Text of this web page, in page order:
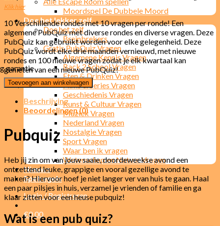
Moordspel De Dubbele Moord
Doe het lekker zelf
Doe het zelf
Breinbrekers
Gratis PubQuiz Vragen
Algemene Kennis Vragen
Back 2 School Vragen
Eten & Drinken Vragen
Films & Series Vragen
Geschiedenis Vragen
Kunst & Cultuur Vragen
Muziek Vragen
Nederland Vragen
Nostalgie Vragen
Sport Vragen
Waar ben ik vragen
Wetenschap en Natuur Vragen
Nieuws
Spelregels
Login / Registreren
€0,00
Klik hier
10 Verschillende rondes met 10 vragen per ronde! Een
algemene PubQuiz met diverse rondes en diverse vragen. Deze
PubQuiz kan gebruikt worden voor elke gelegenheid. Deze
PubQuiz wordt elke drie maanden vernieuwd, met nieuwe
rondes en 100 nieuwe vragen zodat je elk kwartaal kan
genieten van een nieuwe PubQuiz!
27,95
Toevoegen aan winkelwagen
Beschrijving
Beoordelingen (0)
Pubquiz
Heb jij zin om van jouw saaie, doordeweekse avond een
ontzettend leuke, grappige en vooral gezellige avond te
maken? Hiervoor hoef je niet langer ver van huis te gaan. Haal
een paar pilsjes in huis, verzamel je vrienden of familie en ga
klaar zitten voor een heuse pubquiz!
Wat is een pub quiz?